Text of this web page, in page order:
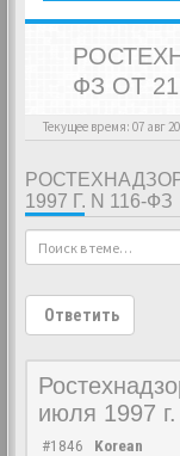
ФЗ ОТ
Текущее время: 07 авг
1997 Г. N 116-ФЗ
Ответить
июля 1997
#1846
Korean